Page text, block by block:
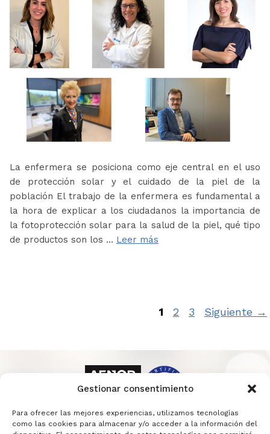
Gestionar consentimiento
Para ofrecer las mejores experiencias, utilizamos tecnologías
como las cookies para almacenar y/o acceder a la información del
La enfermera se posiciona como eje central en el uso
de protección solar y el cuidado de la piel de la
población El trabajo de la enfermera es fundamental a
la hora de explicar a los ciudadanos la importancia de
la fotoprotección solar para la salud de la piel, qué tipo
de productos son los … Leer más
Página
1 Página
2 Página
3 Siguiente →